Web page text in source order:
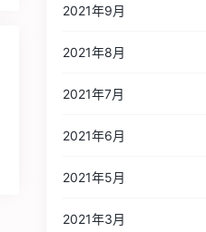
2021年9月
2021年8月
2021年7月
2021年6月
2021年5月
2021年3月